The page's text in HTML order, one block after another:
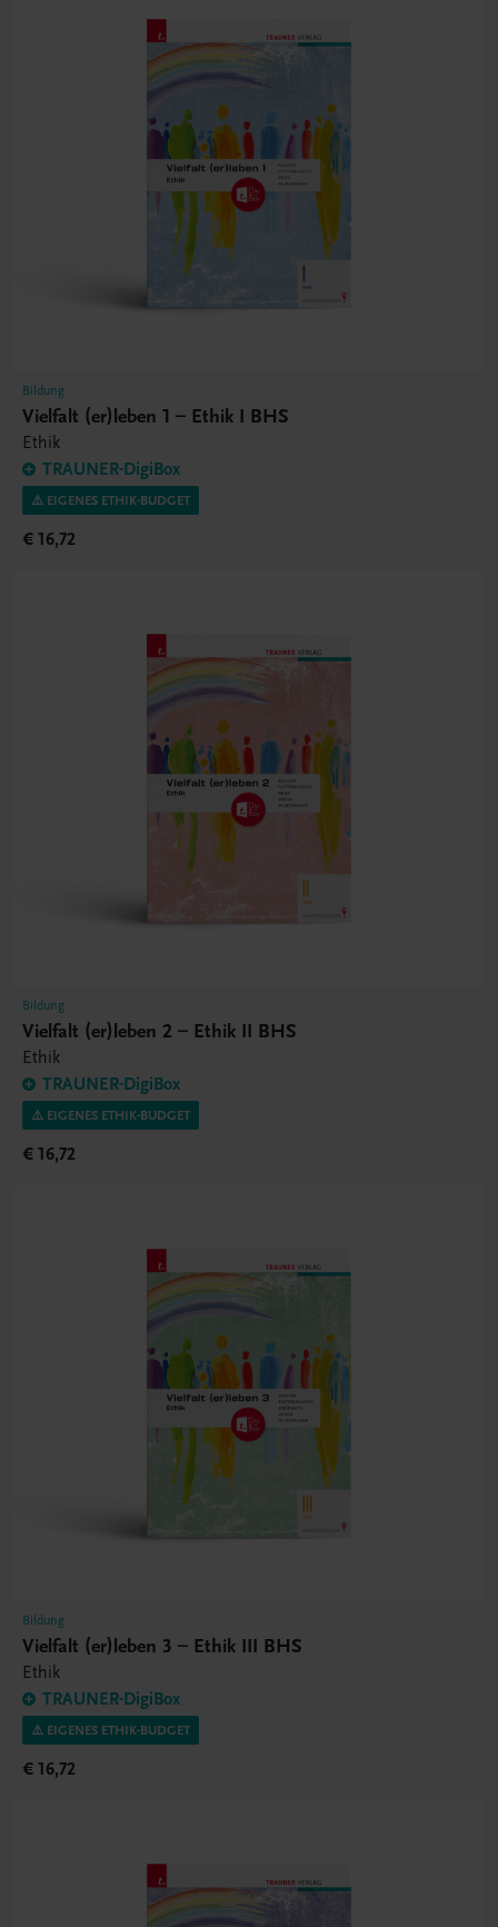
Bildung
Vielfalt (er)leben 1 – Ethik I BHS
Ethik
TRAUNER-DigiBox
⚠️ EIGENES ETHIK-BUDGET
€ 16,72
Bildung
Vielfalt (er)leben 2 – Ethik II BHS
Ethik
TRAUNER-DigiBox
⚠️ EIGENES ETHIK-BUDGET
€ 16,72
Bildung
Vielfalt (er)leben 3 – Ethik III BHS
Ethik
TRAUNER-DigiBox
⚠️ EIGENES ETHIK-BUDGET
€ 16,72